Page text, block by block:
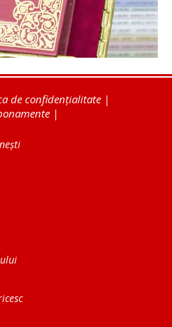
de confidențialitate |
|